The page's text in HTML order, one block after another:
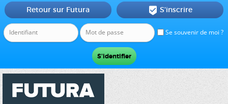
Se souvenir de moi ?
Retour sur Futura  S'inscrire